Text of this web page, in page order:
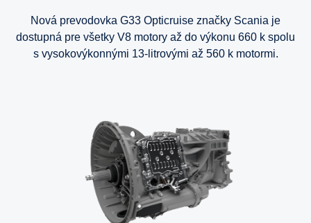
Nová prevodovka G33 Opticruise značky Scania je
dostupná pre všetky V8 motory až do výkonu 660 k spolu
s vysokovýkonnými 13-litrovými až 560 k motormi.